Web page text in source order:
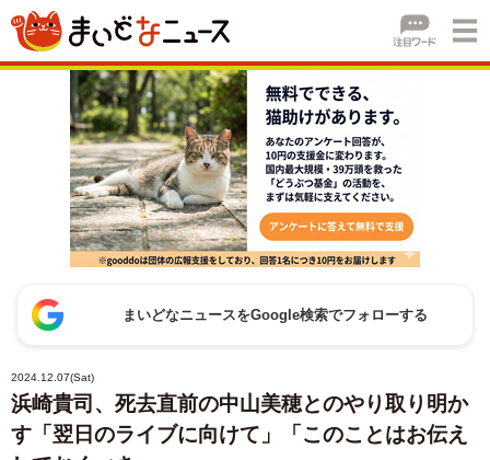
まいどなニュースをGoogle検索でフォローする
2024.12.07(Sat)
浜崎貴司、死去直前の中山美穂とのやり取り明か
す「翌日のライブに向けて」「このことはお伝え